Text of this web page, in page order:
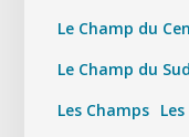
Le Champ du
Le Champ du
Les Champs